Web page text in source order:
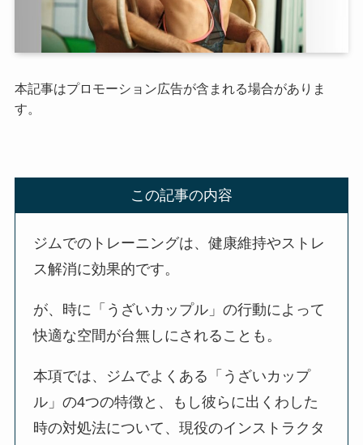
本記事はプロモーション広告が含まれる場合がありま
す。
この記事の内容
ジムでのトレーニングは、健康維持やストレ
ス解消に効果的です。
が、時に「うざいカップル」の行動によって
快適な空間が台無しにされることも。
本項では、ジムでよくある「うざいカップ
ル」の4つの特徴と、もし彼らに出くわした
時の対処法について、現役のインストラクタ